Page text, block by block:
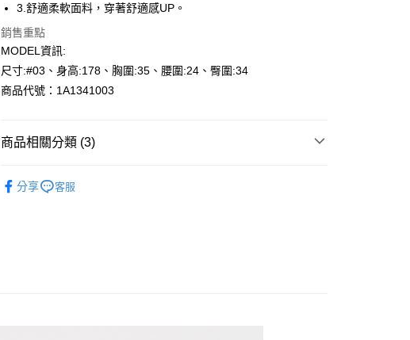
Google Pay
【關於「AFTEE先享後付」】
１．簡單：不需註冊會員、不需綁卡、不需儲值。
運送方式
3.舒適柔軟面料，穿著舒適感UP。
銷售重點
MODEL資訊:
尺寸:#03、身高:178、胸圍:35、腰圍:24、臀圍:34
商品代號：1A1341003
商品相關分類 (3)
分享 客服